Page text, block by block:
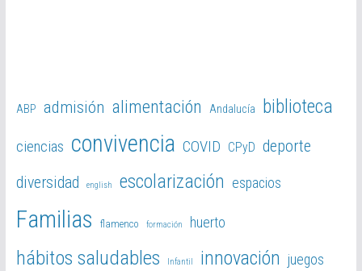
ABP admisión alimentación Andalucía biblioteca
ciencias convivencia COVID CPyD deporte
diversidad english escolarización espacios
Familias flamenco formación huerto
hábitos saludables Infantil innovación juegos